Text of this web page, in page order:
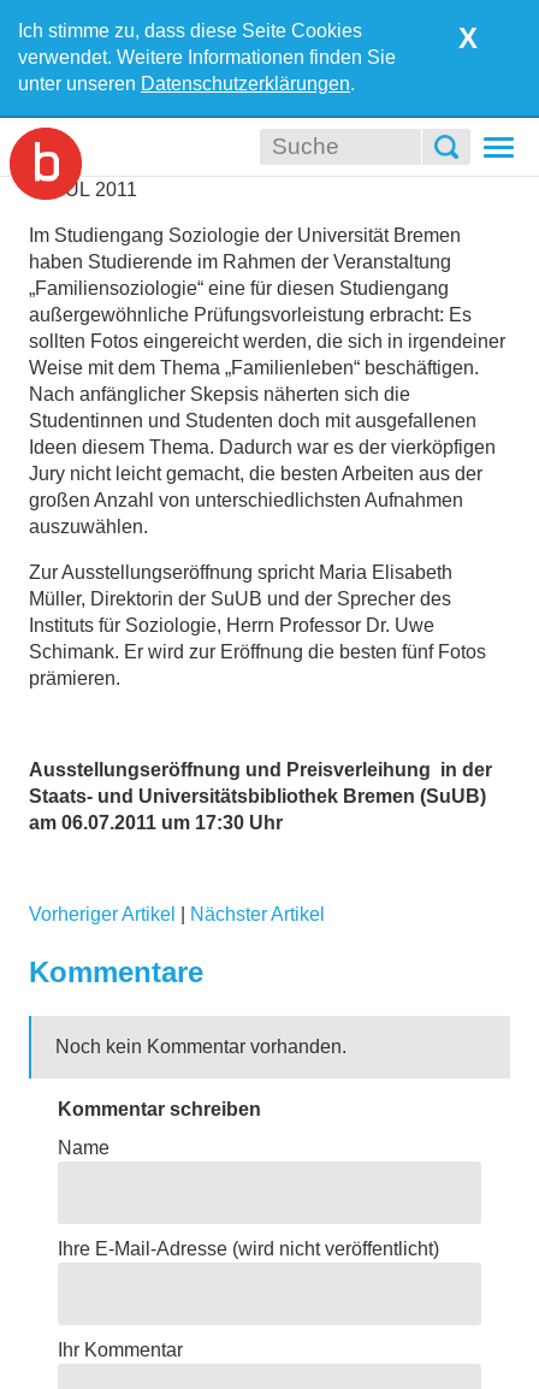
Ich stimme zu, dass diese Seite Cookies
verwendet. Weitere Informationen finden Sie
unter unseren Datenschutzerklärungen.
X
JUL 2011
Im Studiengang Soziologie der Universität Bremen
haben Studierende im Rahmen der Veranstaltung
„Familiensoziologie“ eine für diesen Studiengang
außergewöhnliche Prüfungsvorleistung erbracht: Es
sollten Fotos eingereicht werden, die sich in irgendeiner
Weise mit dem Thema „Familienleben“ beschäftigen.
Nach anfänglicher Skepsis näherten sich die
Studentinnen und Studenten doch mit ausgefallenen
Ideen diesem Thema. Dadurch war es der vierköpfigen
Jury nicht leicht gemacht, die besten Arbeiten aus der
großen Anzahl von unterschiedlichsten Aufnahmen
auszuwählen.
Zur Ausstellungseröffnung spricht Maria Elisabeth
Müller, Direktorin der SuUB und der Sprecher des
Instituts für Soziologie, Herrn Professor Dr. Uwe
Schimank. Er wird zur Eröffnung die besten fünf Fotos
prämieren.
Ausstellungseröffnung und Preisverleihung in der
Staats- und Universitätsbibliothek Bremen (SuUB)
am 06.07.2011 um 17:30 Uhr
Vorheriger Artikel Nächster Artikel
Kommentare
Noch kein Kommentar vorhanden.
Kommentar schreiben
Name
Ihre E-Mail-Adresse (wird nicht veröffentlicht)
Ihr Kommentar